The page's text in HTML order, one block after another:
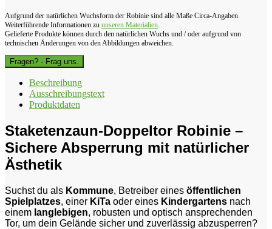
Aufgrund der natürlichen Wuchsform der Robinie sind alle Maße Circa-Angaben.
Weiterführende Informationen zu unseren Materialien.
Gelieferte Produkte können durch den natürlichen Wuchs und / oder aufgrund von
technischen Änderungen von den Abbildungen abweichen.
Fragen? - Frag uns.
Beschreibung
Ausschreibungstext
Produktdaten
Staketenzaun-Doppeltor Robinie –
Sichere Absperrung mit natürlicher
Ästhetik
Suchst du als Kommune, Betreiber eines öffentlichen
Spielplatzes, einer KiTa oder eines Kindergartens nach
einem langlebigen, robusten und optisch ansprechenden
Tor, um dein Gelände sicher und zuverlässig abzusperren?